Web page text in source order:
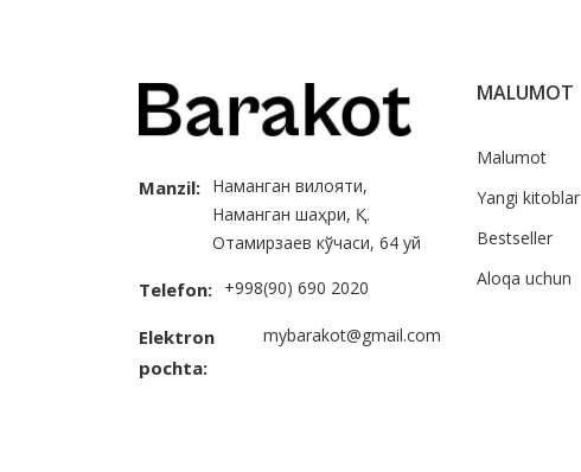
Manzil: Наманган вилояти,
Наманган шаҳри, Қ.
Отамирзаев кўчаси, 64 уй
Telefon: +998(90) 690 2020
Elektron
pochta:
mybarakot@gmail.com
MALUMOT
Malumot
Yangi kitoblar
Bestseller
Aloqa uchun